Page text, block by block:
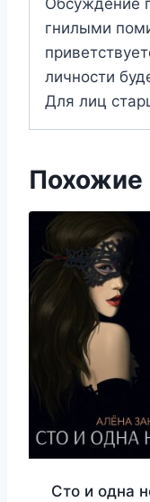
Обсуждение
гнилыми
личности
Для лиц
Похожие
Сто и одна